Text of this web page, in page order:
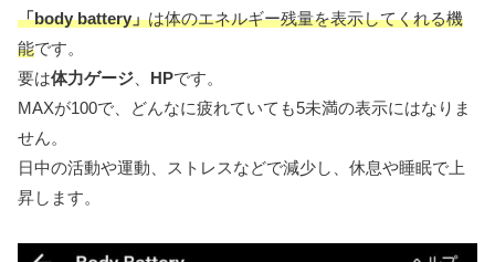
「body battery」は体のエネルギー残量を表示してくれる機
能です。
要は体力ゲージ HPです。
MAXが100で、どんなに疲れていても5未満の表示にはなりま
せん。
日中の活動や運動、ストレスなどで減少し、休息や睡眠で上
昇します。